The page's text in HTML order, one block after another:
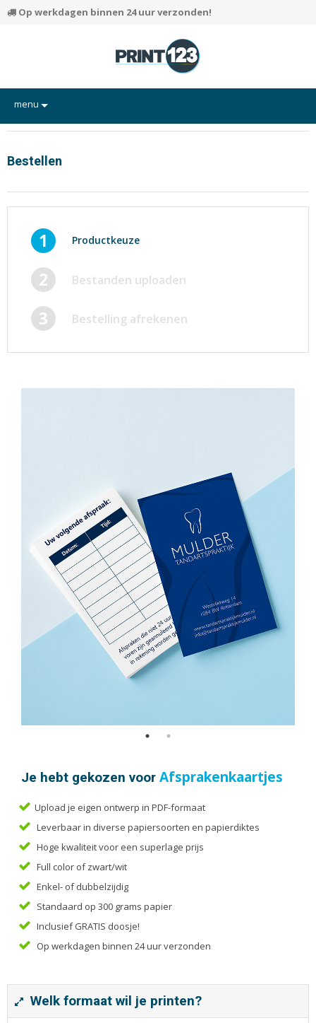
Op werkdagen binnen 24 uur verzonden!
menu
Flyers
Hand-outs/Losbladig
Posters
Rapporten/Verslagen
Certificaten/Diploma's
Visitekaartjes
Alle producten
Folders
Foto's
Geboortekaartjes
Hand-outs/Losbladig
Handleidingen
Notitieblokken
Portfolio
Posters
Programmaboekjes
Rapporten/Verslagen
Rouwkaarten
Scripties
Trouwkaarten
Tijdschriften
Verjaardagskaarten
Visitekaartjes
Bestellen
1 Productkeuze
2 Bestanden uploaden
3 Bestelling afrekenen
Je hebt gekozen voorAfsprakenkaartjes
Upload je eigen ontwerp in PDF-formaat
Leverbaar in diverse papiersoorten en papierdiktes
Hoge kwaliteit voor een superlage prijs
Full color of zwart/wit
Enkel- of dubbelzijdig
Standaard op 300 grams papier
Inclusief GRATIS doosje!
Op werkdagen binnen 24 uur verzonden
Welk formaat wil je printen?